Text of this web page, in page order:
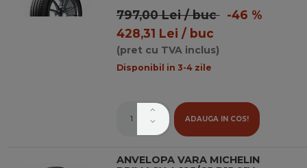
797,00 Lei / buc-46 %
428,31 Lei / buc
(pret cu TVA inclus)
Disponibil in 3-4 zile
ADAUGA IN COS!
ANVELOPA VARA MICHELIN